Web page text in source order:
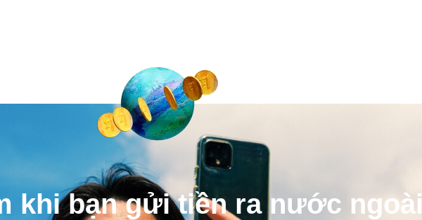
khi bạn gửi tiền ra nước ngoài